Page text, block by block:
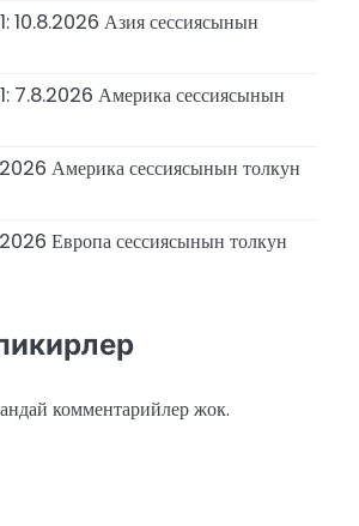
Азия сессиясынын
7.8.2026 Америка сессиясынын
Америка сессиясынын толкун
Европа сессиясынын толкун
комментарийлер жок.